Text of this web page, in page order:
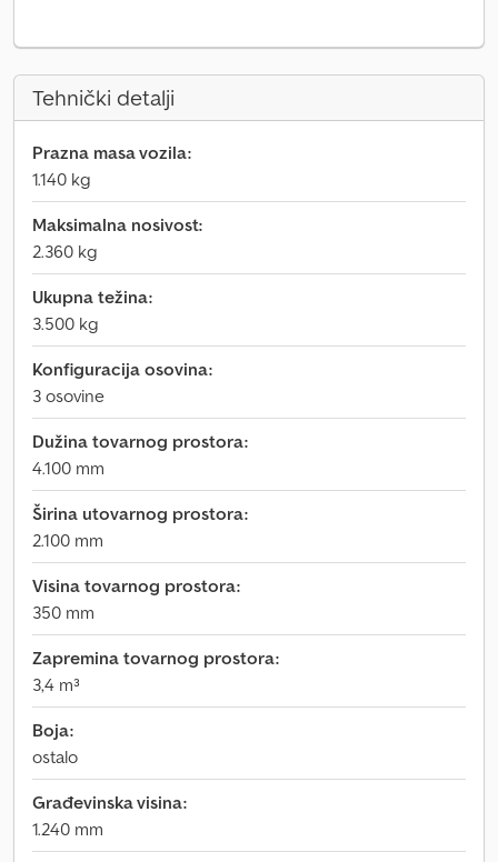
Tehnički detalji
Prazna masa vozila:
1.140 kg
Maksimalna nosivost:
2.360 kg
Ukupna težina:
3.500 kg
Konfiguracija osovina:
3 osovine
Dužina tovarnog prostora:
4.100 mm
Širina utovarnog prostora:
2.100 mm
Visina tovarnog prostora:
350 mm
Zapremina tovarnog prostora:
3,4 m³
Boja:
ostalo
Građevinska visina:
1.240 mm